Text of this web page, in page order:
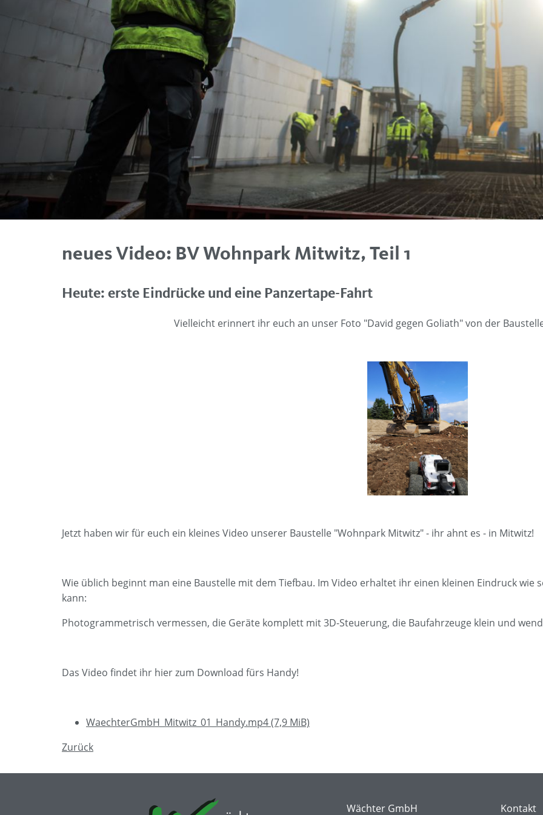
neues Video: BV Wohnpark Mitwitz, Teil 1
Heute: erste Eindrücke und eine Panzertape-Fahrt
Vielleicht erinnert ihr euch an unser Foto "David gegen Goliath" von der
Jetzt haben wir für euch ein kleines Video unserer Baustelle "Wohnpark Mitwitz" - ihr ahnt es - in Mitwitz!
Wie üblich beginnt man eine Baustelle mit dem Tiefbau. Im Video erhaltet ihr einen kleinen Eindruck wie
kann:
Photogrammetrisch vermessen, die Geräte komplett mit 3D-Steuerung, die Baufahrzeuge klein und
Das Video findet ihr hier zum Download fürs Handy!
WaechterGmbH_Mitwitz_01_Handy.mp4(7,9 MiB)
Zurück
Wächter GmbH Kontakt